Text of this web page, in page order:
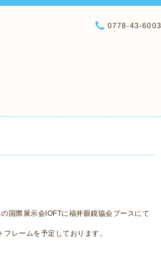
0778-43-6003
国際展示会IOFTに福井眼鏡協会ブースにて
レームを予定しております。